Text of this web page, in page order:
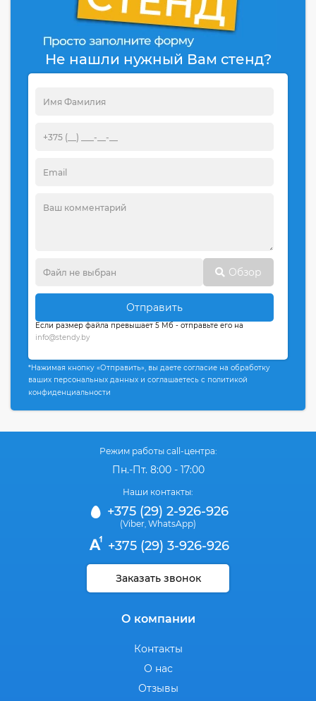
Не нашли нужный Вам стенд?
Обзор
Отправить
Если размер файла превышает 5 Мб - отправьте его на
info@stendy.by
*Нажимая кнопку «Отправить», вы даете согласие на обработку
ваших персональных данных и соглашаетесь с политикой
конфиденциальности
Режим работы call-центра:
Пн.-Пт. 8:00 - 17:00
Наши контакты:
+375 (29) 2-926-926
(Viber WhatsApp)
+375 (29) 3-926-926
Заказать звонок
О компании
Контакты
О нас
Отзывы